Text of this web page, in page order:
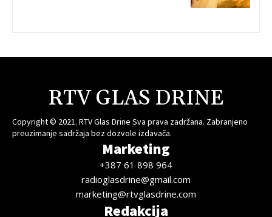
RTV GLAS DRINE
Copyright © 2021. RTV Glas Drine Sva prava zadržana. Zabranjeno
preuzimanje sadržaja bez dozvole izdavača.
Marketing
+387 61 898 964
radioglasdrine@gmail.com
marketing@rtvglasdrine.com
Redakcija